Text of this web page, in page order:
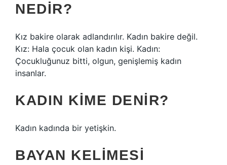
NEDIR?
Kız bakire olarak adlandırılır. Kadın bakire değil.
Kız: Hala çocuk olan kadın kişi. Kadın:
Çocukluğunuz bitti, olgun, genişlemiş kadın
insanlar.
KADIN KIME DENIR?
Kadın kadında bir yetişkin.
BAYAN KELIMESI